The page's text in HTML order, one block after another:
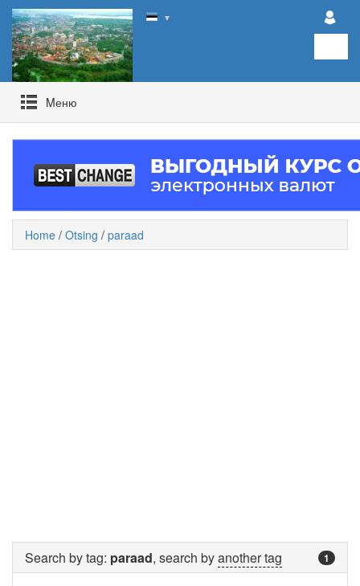
▼
Mеню
Home / Otsing / paraad
1
Search by tag: paraad, search byanother tag